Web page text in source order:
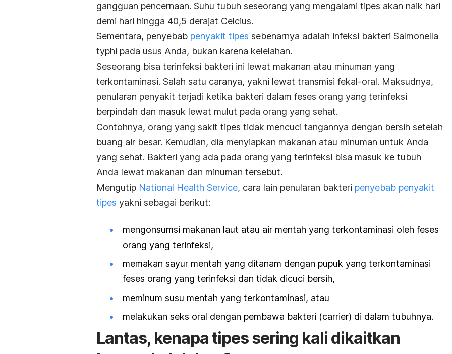
gangguan pencernaan. Suhu tubuh seseorang yang mengalami tipes akan naik hari
demi hari hingga 40,5 derajat Celcius.
Sementara, penyebab penyakit tipes sebenarnya adalah infeksi bakteri Salmonella
typhi pada usus Anda, bukan karena kelelahan.
Seseorang bisa terinfeksi bakteri ini lewat makanan atau minuman yang
terkontaminasi. Salah satu caranya, yakni lewat transmisi fekal-oral. Maksudnya,
penularan penyakit terjadi ketika bakteri dalam feses orang yang terinfeksi
berpindah dan masuk lewat mulut pada orang yang sehat.
Contohnya, orang yang sakit tipes tidak mencuci tangannya dengan bersih setelah
buang air besar. Kemudian, dia menyiapkan makanan atau minuman untuk Anda
yang sehat. Bakteri yang ada pada orang yang terinfeksi bisa masuk ke tubuh
Anda lewat makanan dan minuman tersebut.
Mengutip National Health Service, cara lain penularan bakteri penyebab penyakit
tipes yakni sebagai berikut:
mengonsumsi makanan laut atau air mentah yang terkontaminasi oleh feses
orang yang terinfeksi,
memakan sayur mentah yang ditanam dengan pupuk yang terkontaminasi
feses orang yang terinfeksi dan tidak dicuci bersih,
meminum susu mentah yang terkontaminasi, atau
melakukan seks oral dengan pembawa bakteri (carrier) di dalam tubuhnya.
Lantas, kenapa tipes sering kali dikaitkan